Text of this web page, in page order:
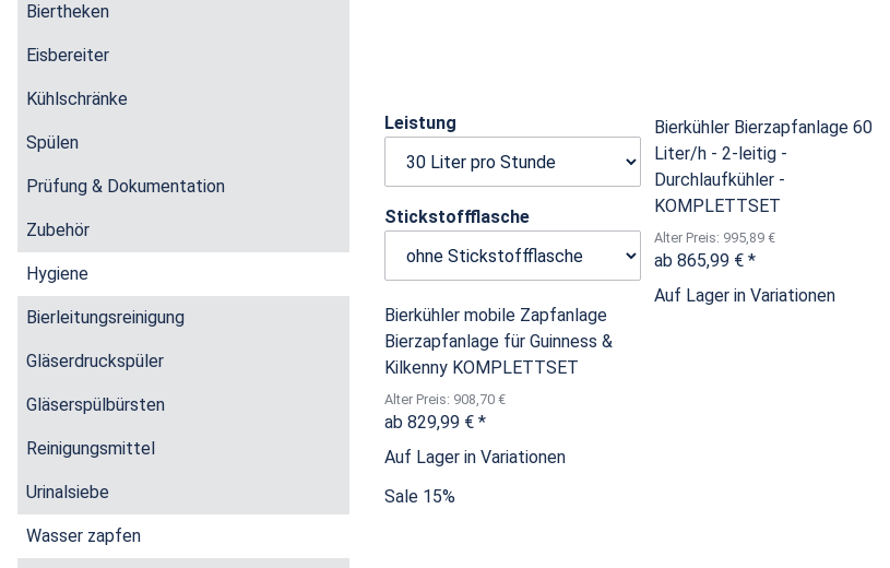
Leistung
Stickstoffflasche
Bierkühler mobile Zapfanlage
Bierzapfanlage für Guinness &
Kilkenny KOMPLETTSET
Alter Preis: 908,70 €
ab 829,99 € *
Auf Lager in Variationen
Bierkühler Bierzapfanlage 60
Liter/h - 2-leitig -
Durchlaufkühler -
KOMPLETTSET
Alter Preis: 995,89 €
ab 865,99 € *
Auf Lager in Variationen
Sale 15%
Biertheken
Eisbereiter
Kühlschränke
Spülen
Prüfung & Dokumentation
Zubehör
Hygiene
Bierleitungsreinigung
Gläserdruckspüler
Gläserspülbürsten
Reinigungsmittel
Urinalsiebe
Wasser zapfen